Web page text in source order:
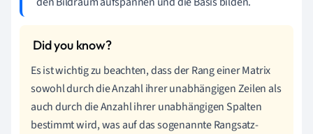
Es ist wichtig zu beachten, dass der Rang einer Matrix
sowohl durch die Anzahl ihrer unabhängigen Zeilen als
auch durch die Anzahl ihrer unabhängigen Spalten
bestimmt wird, was auf das sogenannte Rangsatz-